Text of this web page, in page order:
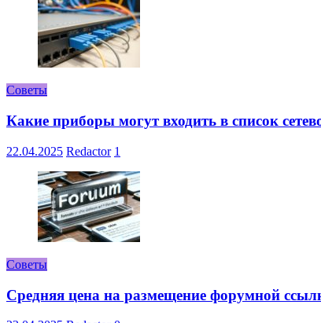
Советы
Какие приборы могут входить в список
22.04.2025 Redactor 1
Советы
Средняя цена на размещение форумной